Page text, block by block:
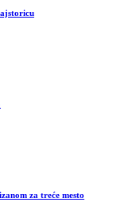
za treće mesto